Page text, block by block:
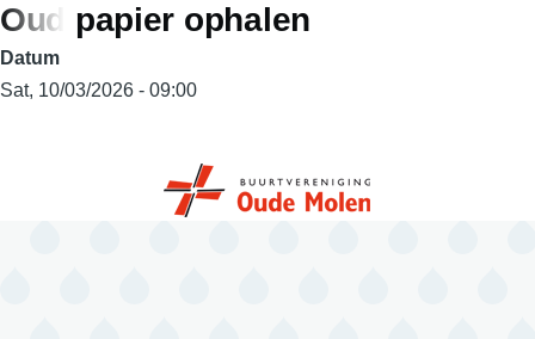
Oud papier ophalen
Datum
Sat, 10/03/2026 - 09:00